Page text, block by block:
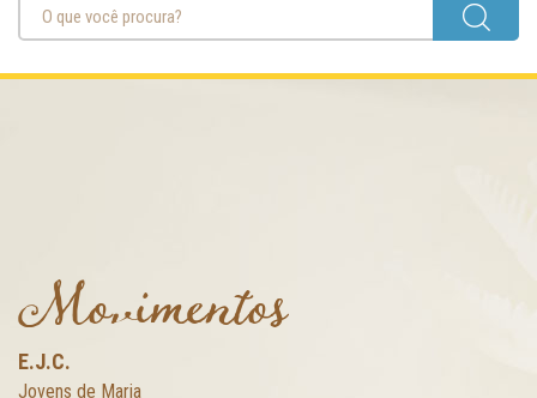
Movimentos
E.J.C.
Jovens de Maria